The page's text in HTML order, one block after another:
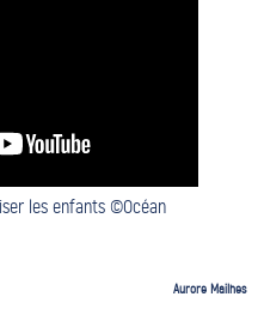
les enfants ©Océan
Aurore Mailhes